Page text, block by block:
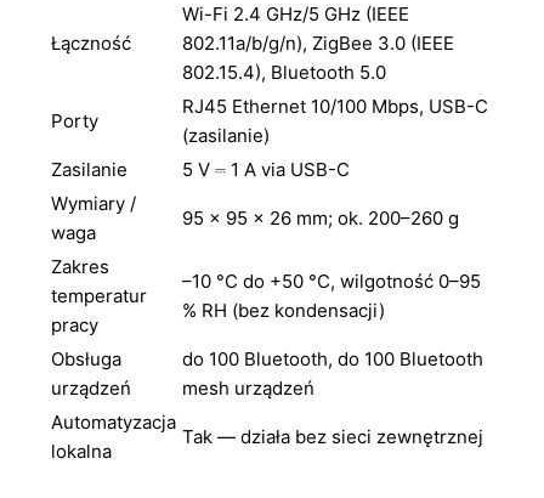
Łączność
Wi-Fi 2.4 GHz/5 GHz (IEEE
802.11a/b/g/n), ZigBee 3.0 (IEEE
802.15.4), Bluetooth 5.0
Porty
RJ45 Ethernet 10/100 Mbps, USB-C
(zasilanie)
Zasilanie
5 V ⎓ 1 A via USB-C
Wymiary /
waga
95 × 95 × 26 mm; ok. 200–260 g
Zakres
temperatur
pracy
–10 °C do +50 °C, wilgotność 0–95
% RH (bez kondensacji)
Obsługa
urządzeń
do 100 Bluetooth, do 100 Bluetooth
mesh urządzeń
Automatyzacja
lokalna
Tak — działa bez sieci zewnętrznej